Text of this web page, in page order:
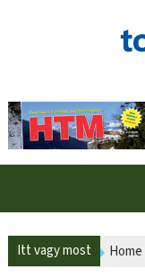
Itt vagy most Home